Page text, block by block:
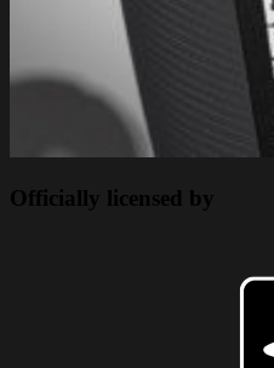
Officially licensed by